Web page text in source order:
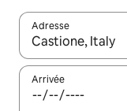
Adresse
Lorsque les
Arrivée